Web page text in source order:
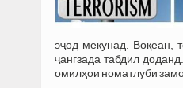
эҷод мекунад. Воқеан,
ҷангзада табдил
омилҳои номатлуби